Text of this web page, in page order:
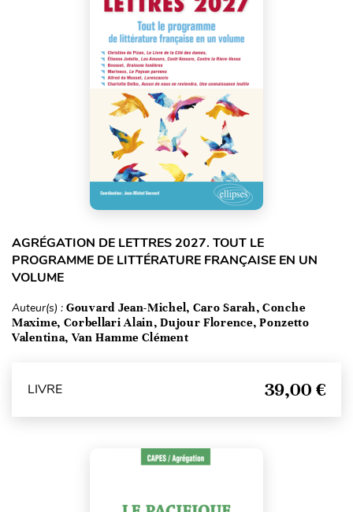
AGRÉGATION DE LETTRES 2027. TOUT LE
PROGRAMME DE LITTÉRATURE FRANÇAISE EN UN
VOLUME
Auteur(s) : Gouvard Jean-Michel, Caro Sarah, Conche
Maxime, Corbellari Alain, Dujour Florence, Ponzetto
Valentina, Van Hamme Clément
LIVRE 39,00 €